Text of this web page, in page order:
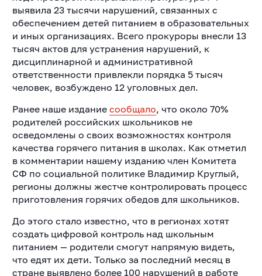
выявила 23 тысячи нарушений, связанных с
обеспечением детей питанием в образовательных
и иных организациях. Всего прокуроры внесли 13
тысяч актов для устранения нарушений, к
дисциплинарной и административной
ответственности привлекли порядка 5 тысяч
человек, возбуждено 12 уголовных дел.
Ранее наше издание сообщало, что около 70%
родителей российских школьников не
осведомлены о своих возможностях контроля
качества горячего питания в школах. Как отметил
в комментарии нашему изданию член Комитета
СФ по социальной политике Владимир Круглый,
регионы должны жестче контролировать процесс
приготовления горячих обедов для школьников.
До этого стало известно, что в регионах хотят
создать цифровой контроль над школьным
питанием — родители смогут напрямую видеть,
что едят их дети. Только за последний месяц в
стране выявлено более 100 нарушений в работе